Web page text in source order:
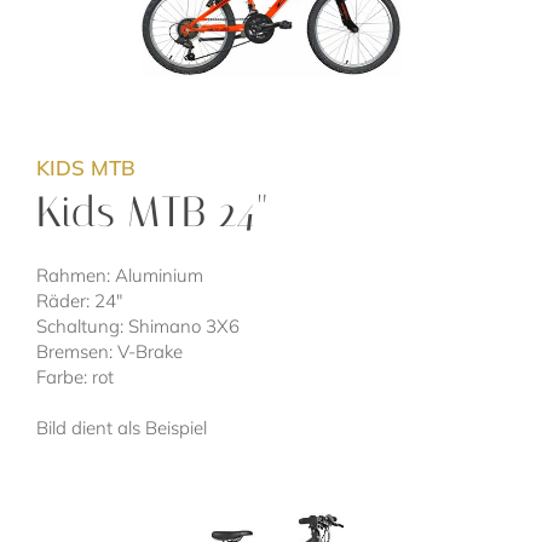
Kids MTB 24"
KIDS MTB
Rahmen: Aluminium
Räder: 24"
Schaltung: Shimano 3X6
Bremsen: V-Brake
Farbe: rot
Bild dient als Beispiel